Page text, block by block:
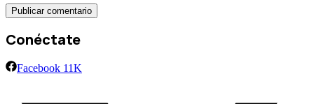
Conéctate
Facebook 11K